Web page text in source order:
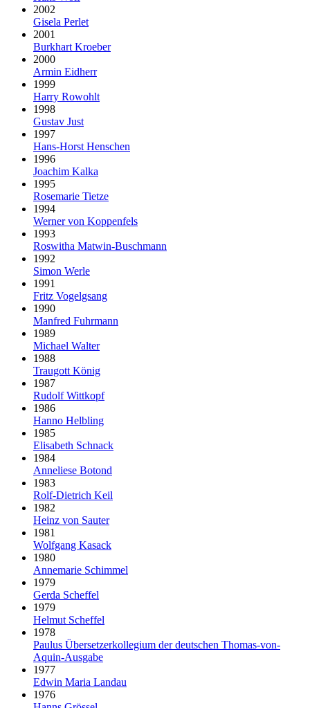
2002
Gisela Perlet
2001
Burkhart Kroeber
2000
Armin Eidherr
1999
Harry Rowohlt
1998
Gustav Just
1997
Hans-Horst Henschen
1996
Joachim Kalka
1995
Rosemarie Tietze
1994
Werner von Koppenfels
1993
Roswitha Matwin-Buschmann
1992
Simon Werle
1991
Fritz Vogelgsang
1990
Manfred Fuhrmann
1989
Michael Walter
1988
Traugott König
1987
Rudolf Wittkopf
1986
Hanno Helbling
1985
Elisabeth Schnack
1984
Anneliese Botond
1983
Rolf-Dietrich Keil
1982
Heinz von Sauter
1981
Wolfgang Kasack
1980
Annemarie Schimmel
1979
Gerda Scheffel
1979
Helmut Scheffel
1978
Paulus Über­setzer­kollegium der deut­schen Thomas-von-
Aquin-Ausgabe
1977
Edwin Maria Landau
1976